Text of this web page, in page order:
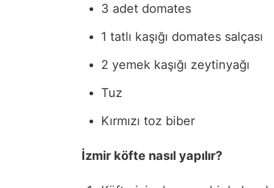
3 adet domates
1 tatlı kaşığı domates salçası
2 yemek kaşığı zeytinyağı
Tuz
Kırmızı toz biber
İzmir köfte nasıl yapılır?